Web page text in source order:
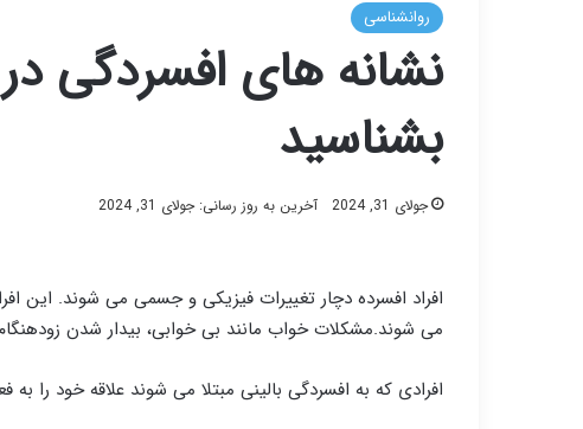
روانشناسی
نشانه های افسردگی
بشناسید
جولای 31, 2024 آخرین به روز رسانی: جولای 31, 2024
افراد افسرده دچار تغییرات فیزیکی و جسمی می شوند. این
می شوند.مشکلات خواب مانند بی خوابی، بیدار شدن
افرادی که به افسردگی بالینی مبتلا می شوند علاقه خود